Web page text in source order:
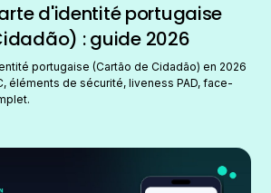
d'identité portugaise
: guide 2026
portugaise (Cartão de Cidadão) en 2026
éléments de sécurité, liveness PAD, face-